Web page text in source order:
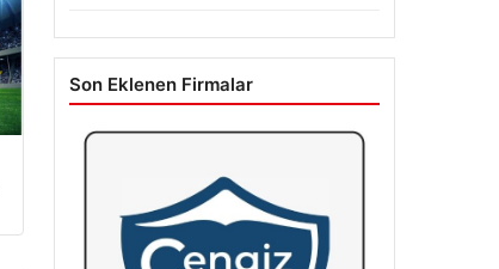
Son Eklenen Firmalar